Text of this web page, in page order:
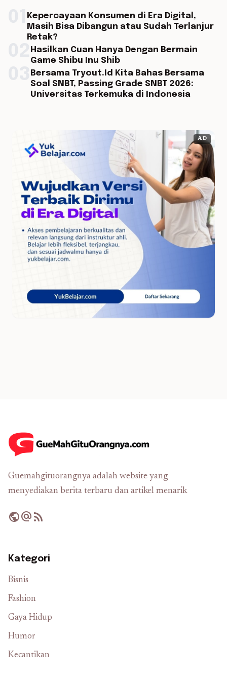
Kepercayaan Konsumen di Era Digital,
Masih Bisa Dibangun atau Sudah Terlanjur
Retak?
Hasilkan Cuan Hanya Dengan Bermain
Game Shibu Inu Shib
Bersama Tryout.Id Kita Bahas Bersama
Soal SNBT, Passing Grade SNBT 2026:
Universitas Terkemuka di Indonesia
AD
Guemahgituorangnya adalah website yang
menyediakan berita terbaru dan artikel menarik
publicalternate_emailrss_feed
Kategori
Bisnis
Fashion
Gaya Hidup
Humor
Kecantikan